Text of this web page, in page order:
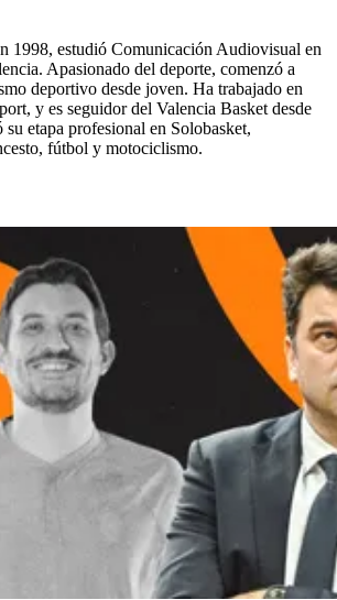
1998, estudió Comunicación Audiovisual en
Apasionado del deporte, comenzó a
deportivo desde joven. Ha trabajado en
y es seguidor del Valencia Basket desde
etapa profesional en Solobasket,
fútbol y motociclismo.